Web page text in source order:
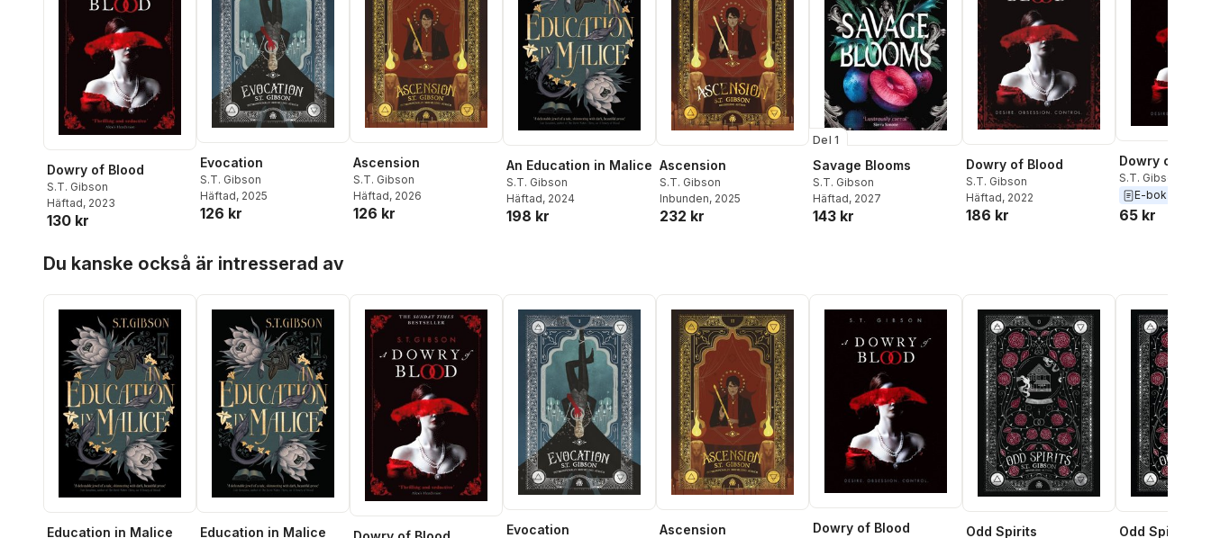
Dowry of Blood
S.T. Gibson
Häftad, 2023
130 kr
Evocation
S.T. Gibson
Häftad, 2025
126 kr
Ascension
S.T. Gibson
Häftad, 2026
126 kr
An Education in Malice
S.T. Gibson
Häftad, 2024
198 kr
Ascension
S.T. Gibson
Inbunden, 2025
232 kr
Del 1
Savage Blooms
S.T. Gibson
Häftad, 2027
143 kr
Dowry of Blood
S.T. Gibson
Häftad, 2022
186 kr
Dowry of
S.T. Gibson
E-bok
65 kr
Du kanske också är intresserad av
Education in Malice Education in Malice Evocation Ascension Dowry of Blood Odd Spirits Odd Spirits